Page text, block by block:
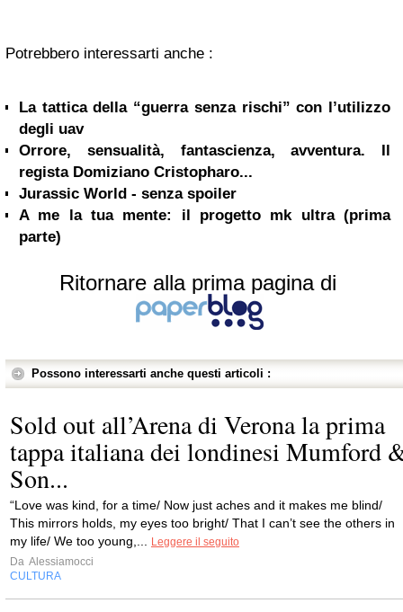
Potrebbero interessarti anche :
La tattica della “guerra senza rischi” con l’utilizzo
degli uav
Orrore, sensualità, fantascienza, avventura. Il
regista Domiziano Cristopharo...
Jurassic World - senza spoiler
A me la tua mente: il progetto mk ultra (prima
parte)
Ritornare alla prima pagina di
Possono interessarti anche questi articoli :
Sold out all’Arena di Verona la prima
tappa italiana dei londinesi Mumford
Son...
“Love was kind, for a time/ Now just aches and it makes me blind/
This mirrors holds, my eyes too bright/ That I can’t see the others in
my life/ We too young,...
Leggere il seguito
Da Alessiamocci
CULTURA